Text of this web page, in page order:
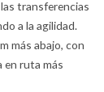
transferencias
a la agilidad.
más abajo, con
en ruta más